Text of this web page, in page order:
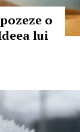
o
lui